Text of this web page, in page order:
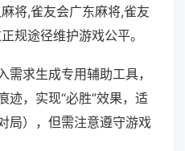
将,雀友会广东麻将,雀友
规途径维护游戏公平。
需求生成专用辅助工具，
迹，实现“必胜”效果，适
局），但需注意遵守游戏